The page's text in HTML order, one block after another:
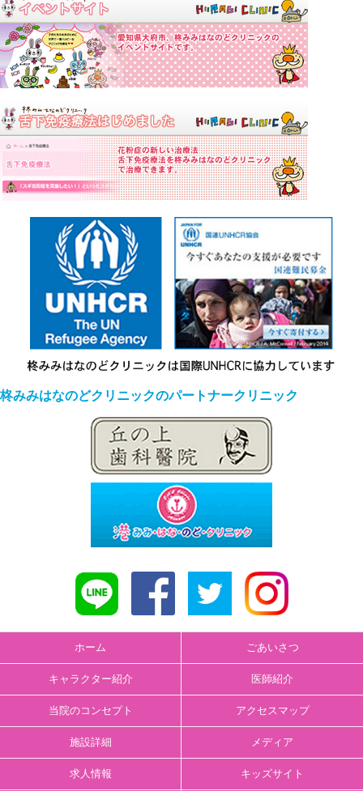
柊みみはなのどクリニックのパートナークリニック
ホーム ごあいさつ
キャラクター紹介 医師紹介
当院のコンセプト アクセスマップ
施設詳細 メディア
求人情報 キッズサイト